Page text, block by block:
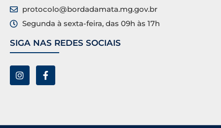
protocolo@bordadamata.mg.gov.br
Segunda à sexta-feira, das 09h às 17h
SIGA NAS REDES SOCIAIS